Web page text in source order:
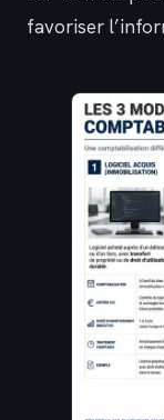
favoriser